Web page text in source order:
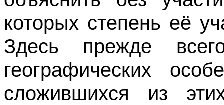
которых степень её
Здесь прежде
географических
сложившихся из